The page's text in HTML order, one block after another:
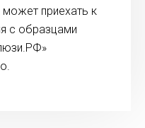
приехать к
с образцами